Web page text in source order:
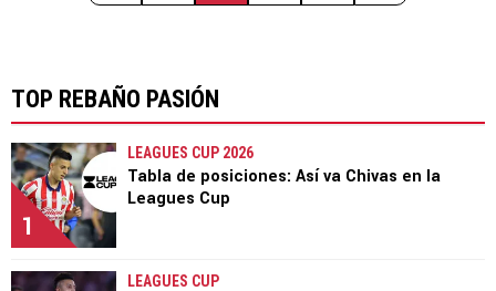
TOP REBAÑO PASIÓN
1
LEAGUES CUP 2026
Tabla de posiciones: Así va Chivas en la
Leagues Cup
LEAGUES CUP